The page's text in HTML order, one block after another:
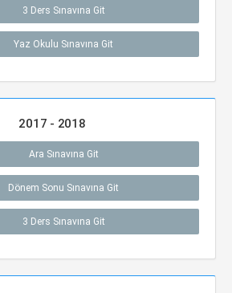
3 Ders Sınavına Git
Yaz Okulu Sınavına Git
2017 - 2018
Ara Sınavına Git
Dönem Sonu Sınavına Git
3 Ders Sınavına Git